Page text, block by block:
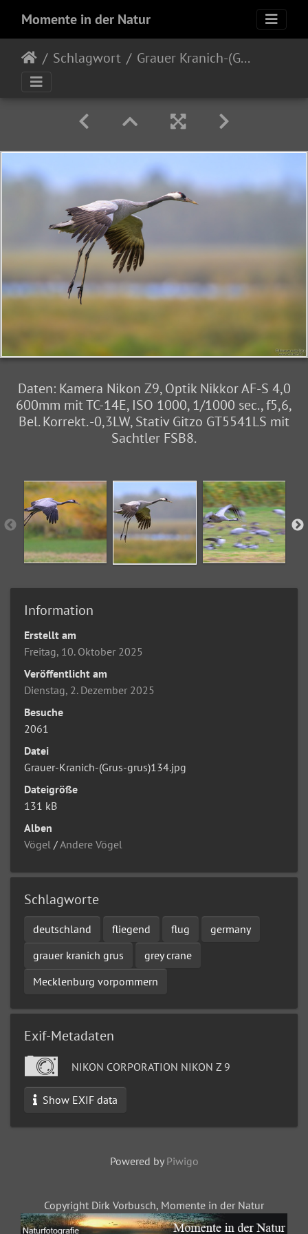
Momente in der Natur
Schlagwort Grauer Kranich-(Grus grus)
Daten: Kamera Nikon Z9, Optik Nikkor AF-S 4,0
600mm mit TC-14E, ISO 1000, 1/1000 sec., f5,6,
Bel. Korrekt. -0,3LW, Stativ Gitzo GT5541LS mit
Sachtler FSB8.
Information
Erstellt am
Freitag, 10. Oktober 2025
Veröffentlicht am
Dienstag, 2. Dezember 2025
Besuche
2061
Datei
Grauer-Kranich-(Grus-grus)134.jpg
Dateigröße
131 kB
Alben
Vögel /Andere Vögel
Schlagworte
deutschland fliegend flug
germany
grauer kranich grus
grey crane
Mecklenburg vorpommern
Exif-Metadaten
NIKON CORPORATION NIKON Z 9
Show EXIF data
Powered by Piwigo
Copyright Dirk Vorbusch, Momente in der Natur